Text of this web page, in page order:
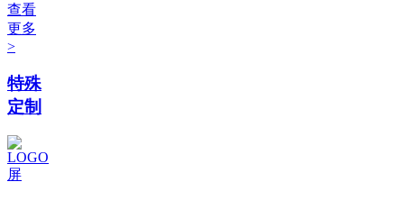
查看
更多
>
特殊
定制